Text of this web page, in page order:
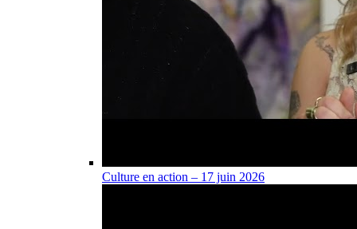
Culture en action – 17 juin 2026